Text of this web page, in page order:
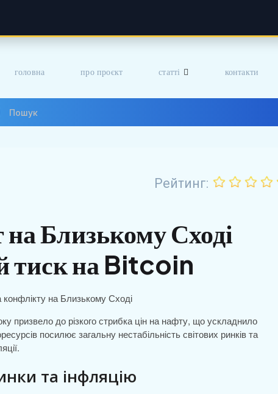
головна про проєкт статті контакти
Рейтинг:
Близькому Сході
тиск на Bitcoin
призвело до різкого стрибка цін на нафту, що ускладнило
посилює загальну нестабільність світових ринків та
та інфляцію